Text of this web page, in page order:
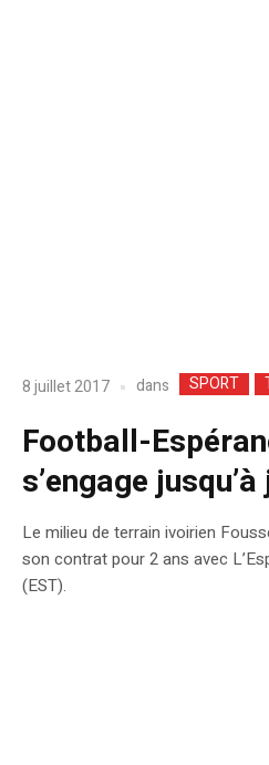
8 juillet 2017 dans SPORT
Football-
s’engage
Le milieu de terrain ivoirien
son contrat pour 2 ans avec
(EST).